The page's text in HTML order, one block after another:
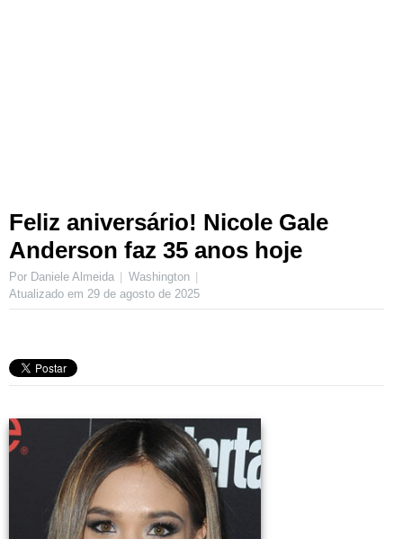
Feliz aniversário! Nicole Gale
Anderson faz 35 anos hoje
Por Daniele Almeida
Washington
Atualizado em 29 de agosto de 2025